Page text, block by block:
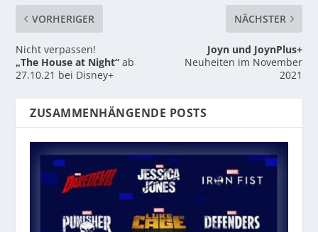
VORHERIGER
Nicht verpassen!
„The House at Night“ ab
27.10.21 bei Disney+
NÄCHSTER
Joyn und JoynPlus+
Neuheiten im November
2021
ZUSAMMENHÄNGENDE POSTS